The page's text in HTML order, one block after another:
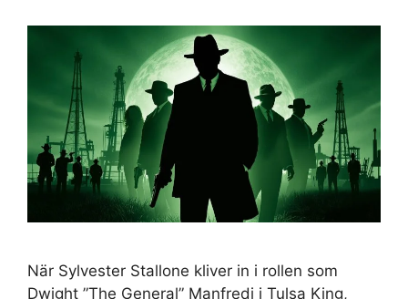
När Sylvester Stallone kliver in i rollen som
Dwight ”The General” Manfredi i Tulsa King,